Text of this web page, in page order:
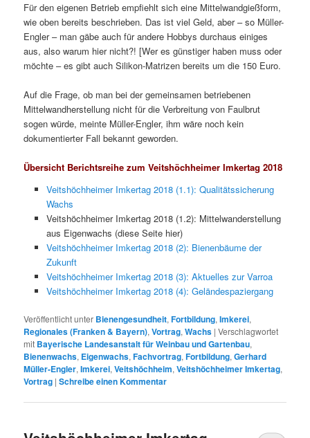
Für den eigenen Betrieb empfiehlt sich eine Mittelwandgießform,
wie oben bereits beschrieben. Das ist viel Geld, aber – so Müller-
Engler – man gäbe auch für andere Hobbys durchaus einiges
aus, also warum hier nicht?! [Wer es günstiger haben muss oder
möchte – es gibt auch Silikon-Matrizen bereits um die 150 Euro.
Auf die Frage, ob man bei der gemeinsamen betriebenen
Mittelwandherstellung nicht für die Verbreitung von Faulbrut
sogen würde, meinte Müller-Engler, ihm wäre noch kein
dokumentierter Fall bekannt geworden.
Übersicht Berichtsreihe zum Veitshöchheimer Imkertag 2018
Veitshöchheimer Imkertag 2018 (1.1): Qualitätssicherung
Wachs
Veitshöchheimer Imkertag 2018 (1.2): Mittelwanderstellung
aus Eigenwachs (diese Seite hier)
Veitshöchheimer Imkertag 2018 (2): Bienenbäume der
Zukunft
Veitshöchheimer Imkertag 2018 (3): Aktuelles zur Varroa
Veitshöchheimer Imkertag 2018 (4): Geländespaziergang
Veröffentlicht unter Bienengesundheit,Fortbildung,Imkerei,
Regionales (Franken & Bayern),Vortrag,Wachs |Verschlagwortet
mit Bayerische Landesanstalt für Weinbau und Gartenbau,
Bienenwachs, Eigenwachs,Fachvortrag,Fortbildung,Gerhard
Müller-Engler,Imkerei,Veitshöchheim,Veitshöchheimer Imkertag,
Vortrag |Schreibe einen Kommentar